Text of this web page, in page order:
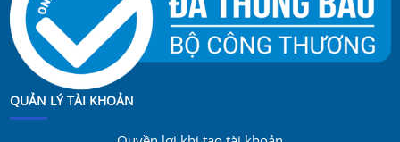
QUẢN LÝ TÀI KHOẢN